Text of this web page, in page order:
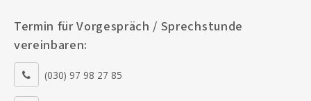
Termin für Vorgespräch / Sprechstunde
vereinbaren:
(030) 97 98 27 85